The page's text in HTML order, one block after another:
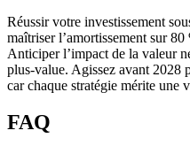
Réussir votre investissement
maîtriser l’amortissement sur
Anticiper l’impact de la valeur
plus-value. Agissez avant 2028
car chaque stratégie mérite une
FAQ